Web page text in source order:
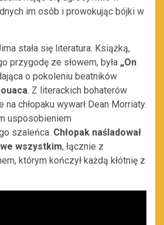
im osób i prowokując bójki w
stała się literatura. Książką,
przygodę ze słowem, była „On
o pokoleniu beatników
. Z literackich bohaterów
chłopaku wywarł Dean Morriaty.
usposobieniem
szaleńca. Chłopak naśladował
wszystkim, łącznie z
którym kończył każdą kłótnię z